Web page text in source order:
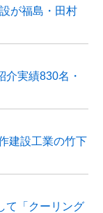
が福島・田村
実績830名・
建設工業の竹下
て「クーリング